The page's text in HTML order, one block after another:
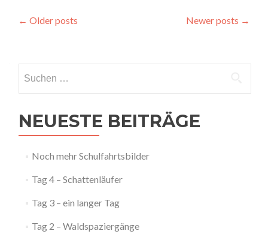
Posts
← Older posts Newer posts →
nach:
NEUESTE BEITRÄGE
Noch mehr Schulfahrtsbilder
Tag 4 – Schattenläufer
Tag 3 – ein langer Tag
Tag 2 – Waldspaziergänge